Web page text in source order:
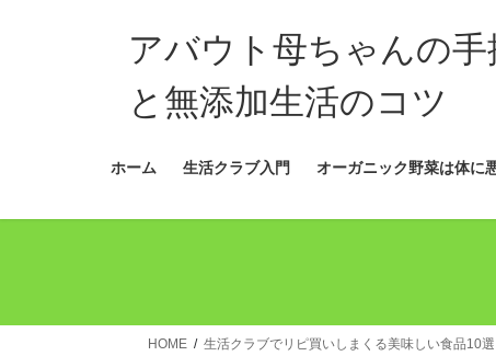
ッ
移
アバウト母ちゃんの
と無添加生活のコツ
ホーム 生活クラブ入門 オーガニック野菜は体に
HOME 生活クラブでリピ買いしまくる美味しい食品10